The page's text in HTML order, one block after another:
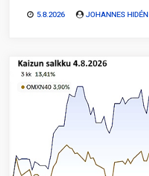
5.8.2026 JOHANNES HIDÉN